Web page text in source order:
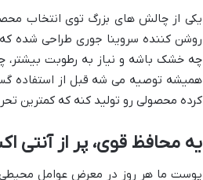
یکی از چالش های بزرگ توی انتخاب
روشن کننده سروینا جوری طراحی شده
چه خشک باشه و نیاز به رطوبت بیشتر،
همیشه توصیه می شه قبل از استفاده
کرده محصولی رو تولید کنه که کمترین
یه محافظ قوی، پر از آنتی
پوست ما هر روز در معرض عوامل محیطی